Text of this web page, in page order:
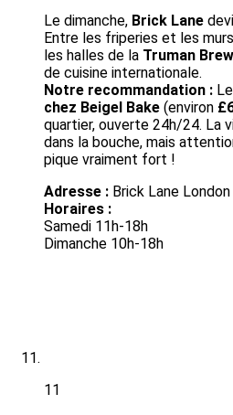
Le dimanche, Brick Lane
Entre les friperies et les
les halles de la Truman
de cuisine internationale.
Notre recommandation : Le
chez Beigel Bake (environ
quartier, ouverte 24h/24. La
dans la bouche, mais
pique vraiment fort !
Adresse : Brick Lane
Horaires :
Samedi 11h-18h
Dimanche 10h-18h
11